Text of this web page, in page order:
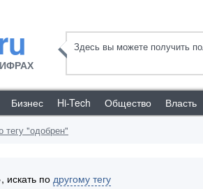
Здесь вы можете получить
Бизнес Hi-Tech Общество Власть
тегу "одобрен"
искать по другому тегу